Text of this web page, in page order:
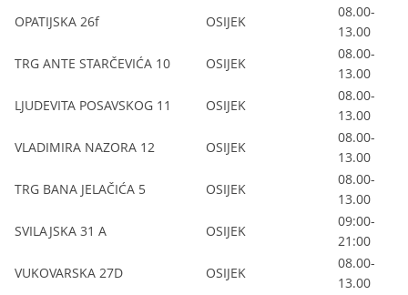
OPATIJSKA 26f
OSIJEK
08.00-
13.00
TRG ANTE STARČEVIĆA 10
OSIJEK
08.00-
13.00
LJUDEVITA POSAVSKOG 11
OSIJEK
08.00-
13.00
VLADIMIRA NAZORA 12
OSIJEK
08.00-
13.00
TRG BANA JELAČIĆA 5
OSIJEK
08.00-
13.00
SVILAJSKA 31 A
OSIJEK
09:00-
21:00
VUKOVARSKA 27D
OSIJEK
08.00-
13.00